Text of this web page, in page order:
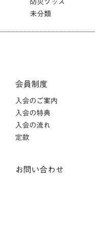
未分類
会員制度
入会のご案内
入会の特典
入会の流れ
定款
お問い合わせ